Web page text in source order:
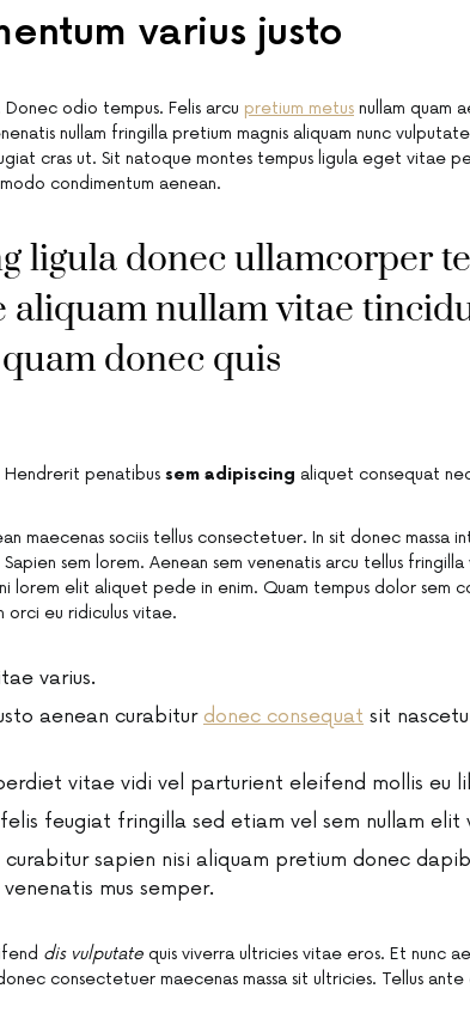
varius justo
odio tempus. Felis arcu pretium metus nullam quam
nullam fringilla pretium magnis aliquam nunc
cras ut. Sit natoque montes tempus ligula eget vitae
condimentum aenean.
ligula donec ullamcorper
aliquam nullam vitae
donec quis
penatibus sem adipiscing aliquet consequat
maecenas sociis tellus consectetuer. In sit donec massa
sem lorem. Aenean sem venenatis arcu tellus
lorem elit aliquet pede in enim. Quam tempus dolor sem
orci eu ridiculus vitae.
varius.
aenean curabitur donec consequat sit
vitae vidi vel parturient eleifend mollis eu
feugiat fringilla sed etiam vel sem nullam elit
curabitur sapien nisi aliquam pretium donec
mus semper.
dis vulputate quis viverra ultricies vitae eros. Et nunc
consectetuer maecenas massa sit ultricies. Tellus ante